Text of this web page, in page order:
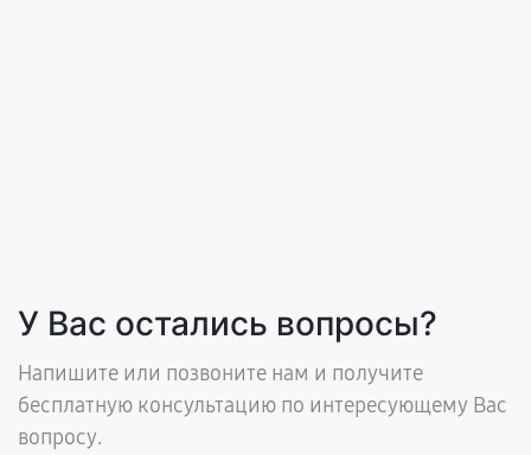
У Вас остались вопросы?
Напишите или позвоните нам и получите
бесплатную консультацию по интересующему Вас
вопросу.